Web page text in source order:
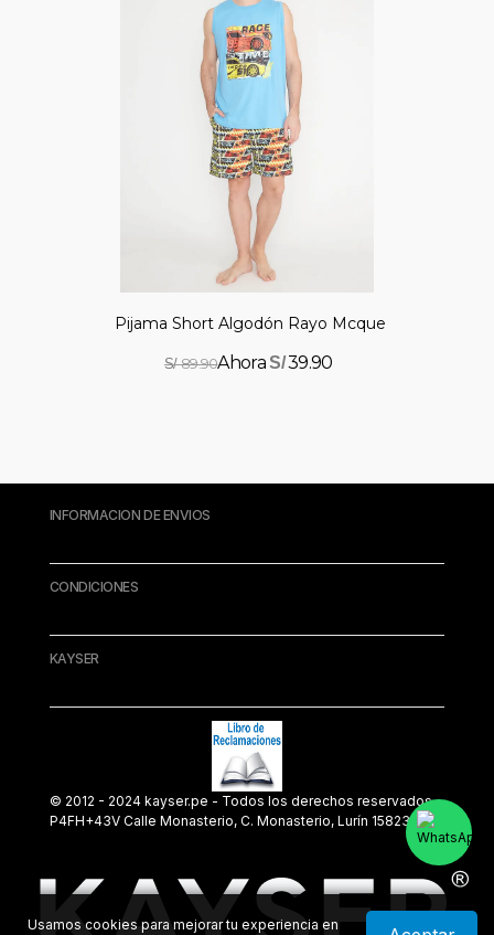
Pijama Short Algodón Rayo Mcqueen
S/89.90 S/39.90
INFORMACION DE ENVIOS
CONDICIONES
KAYSER
© 2012 - 2024 kayser.pe - Todos los derechos reservados.
P4FH+43V Calle Monasterio, C. Monasterio, Lurín 15823
Usamos cookies para mejorar tu experiencia en